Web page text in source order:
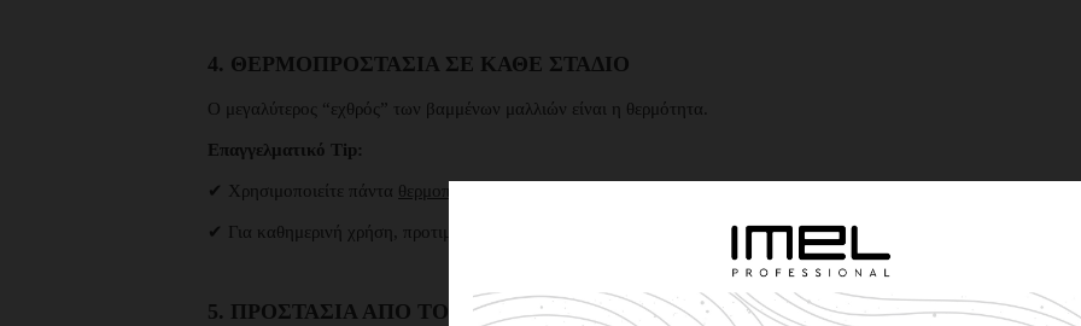
4. ΘΕΡΜΟΠΡΟΣΤΑΣΊΑ ΣΕ ΚΆΘΕ ΣΤΆΔΙΟ
Ο μεγαλύτερος “εχθρός” των βαμμένων μαλλιών είναι η θερμότητα.
Επαγγελματικό Tip:
✔ Χρησιμοποιείτε πάντα θερμοπροστατευτικό
✔ Για καθημερινή χρήση, προτιμήστε ανάλαφρα leave-in sprays.
5. ΠΡΟΣΤΑΣΊΑ ΑΠΌ ΤΟΝ ΉΛΙΟ & ΤΗΝ ΑΤΜΌΣΦΑΙΡΑ